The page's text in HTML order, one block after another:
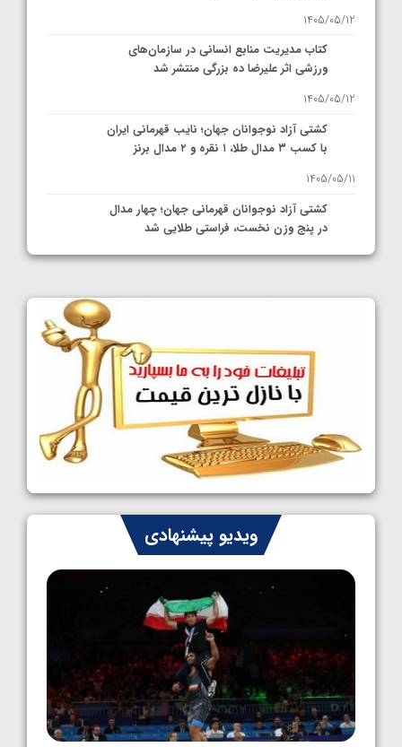
1405/05/12
کتاب مدیریت منابع انسانی در سازمان‌های
ورزشی اثر علیرضا ده بزرگی منتشر شد
1405/05/12
کشتی آزاد نوجوانان جهان؛ نایب قهرمانی ایران
با کسب ۳ مدال طلا، ۱ نقره و ۲ مدال برنز
1405/05/11
کشتی آزاد نوجوانان قهرمانی جهان؛ چهار مدال
در پنج وزن نخست، فراستی طلایی شد
1405/05/11
کشتی آزاد نوجوانان جهان؛ رقبای نمایندگان
ایران مشخص شدند
1405/05/08
کشتی فرنگی نوجوانان جهان؛ سکوی تیمی
سوم برای ایران
1405/05/07
ایران چشم به راه چهار مدال در پنج وزن دوم
کشتی فرنگی نوجوانان جهان
1405/05/06
ویدیو پیشنهادی